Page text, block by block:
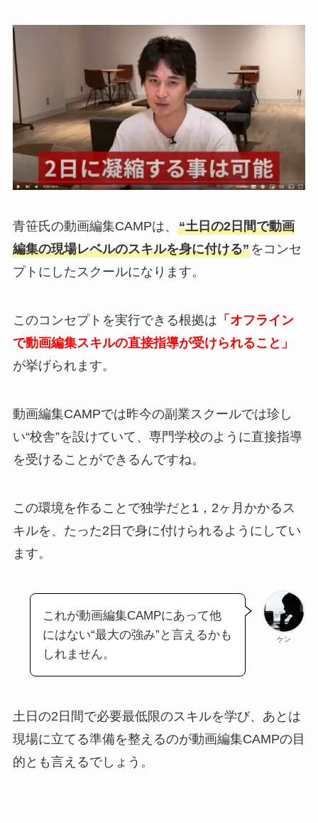
青笹氏の動画編集CAMPは、 “土日の2日間で動画
編集の現場レベルのスキルを身に付ける”をコンセ
プトにしたスクールになります。
このコンセプトを実行できる根拠は 「オフライン
で動画編集スキルの直接指導が受けられること」
が挙げられます。
動画編集CAMPでは昨今の副業スクールでは珍し
い“校舎”を設けていて、専門学校のように直接指導
を受けることができるんですね。
この環境を作ることで独学だと1，2ヶ月かかるス
キルを、たった2日で身に付けられるようにしてい
ます。
ケン
これが動画編集CAMPにあって他
にはない“最大の強み”と言えるかも
しれません。
土日の2日間で必要最低限のスキルを学び、あとは
現場に立てる準備を整えるのが動画編集CAMPの目
的とも言えるでしょう。